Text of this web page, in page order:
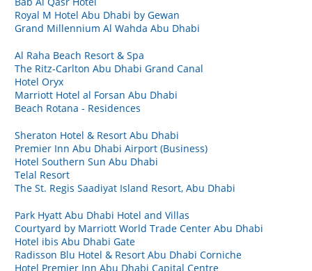
Royal M Hotel Abu Dhabi by Gewan
Grand Millennium Al Wahda Abu Dhabi
Al Raha Beach Resort & Spa
The Ritz-Carlton Abu Dhabi Grand Canal
Hotel Oryx
Marriott Hotel al Forsan Abu Dhabi
Beach Rotana - Residences
Sheraton Hotel & Resort Abu Dhabi
Premier Inn Abu Dhabi Airport (Business)
Hotel Southern Sun Abu Dhabi
Telal Resort
The St. Regis Saadiyat Island Resort, Abu Dhabi
Park Hyatt Abu Dhabi Hotel and Villas
Courtyard by Marriott World Trade Center Abu Dhabi
Hotel ibis Abu Dhabi Gate
Radisson Blu Hotel & Resort Abu Dhabi Corniche
Hotel Premier Inn Abu Dhabi Capital Centre